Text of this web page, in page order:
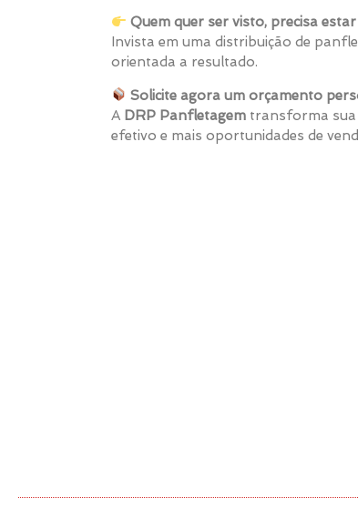
Quem quer ser visto, precisa
Invista em uma distribuição de
orientada a resultado.
Solicite agora um orçamento
A DRP Panfletagem transforma sua
efetivo e mais oportunidades de